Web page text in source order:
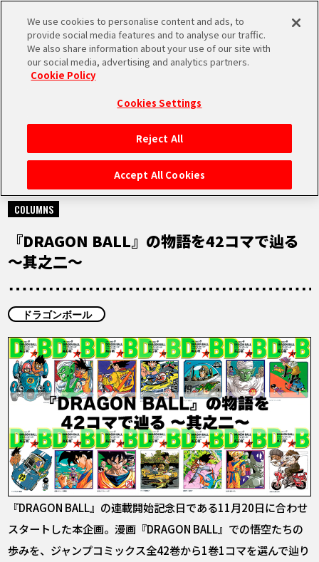
MEN
HOME
NEWS
RANKING
MOVIE
COLUMNS
ABOUT
LANGUAGE
JP
EN FR DE ES
NEWS
2025.11.27
COLUMNS
『DRAGON BALL』の物語を42コマで辿る
～其之二～
ドラゴンボール
『DRAGON BALL』の連載開始記念日である11月20日に合わせ
スタートした本企画。漫画『DRAGON BALL』での悟空たちの
歩みを、ジャンプコミックス全42巻から1巻1コマを選んで辿り
We use cookies to personalise content and ads, to
provide social media features and to analyse our traffic.
We also share information about your use of our site with
our social media, advertising and analytics partners.
Cookie Policy
Cookies Settings
Reject All
Accept All Cookies